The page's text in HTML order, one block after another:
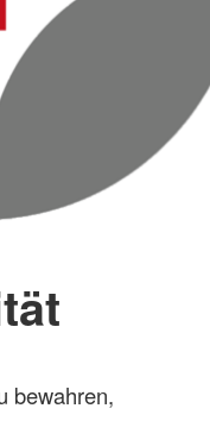
bewahren,